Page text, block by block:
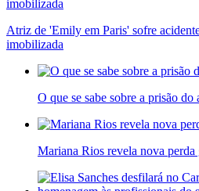
Atriz de 'Emily em Paris' sofre
imobilizada
O que se sabe sobre a prisão
Mariana Rios revela nova perda